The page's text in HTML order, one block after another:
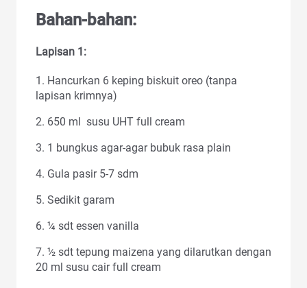
Bahan-bahan:
Lapisan 1:
1. Hancurkan 6 keping biskuit oreo (tanpa
lapisan krimnya)
2. 650 ml susu UHT full cream
3. 1 bungkus agar-agar bubuk rasa plain
4. Gula pasir 5-7 sdm
5. Sedikit garam
6. ¼ sdt essen vanilla
7. ½ sdt tepung maizena yang dilarutkan dengan
20 ml susu cair full cream